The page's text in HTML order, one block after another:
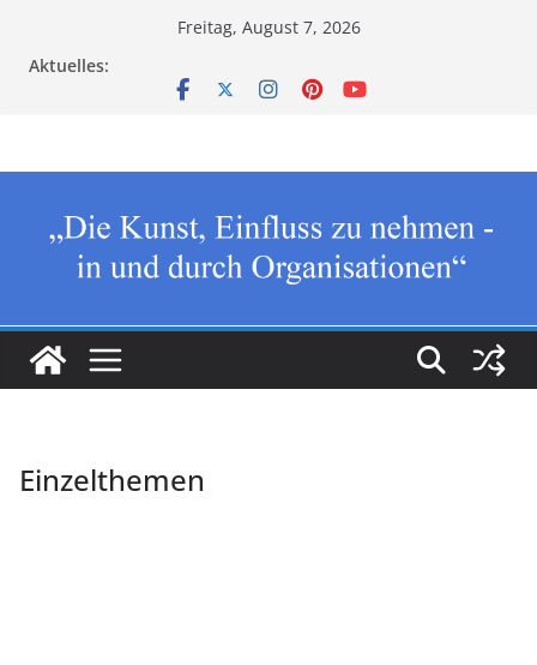
Freitag, August 7, 2026
Aktuelles:
Einzelthemen